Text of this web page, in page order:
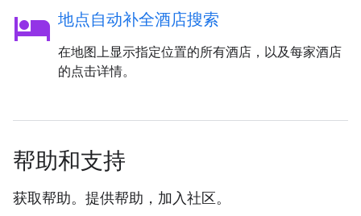
hotel 地点自动补全酒店搜索
在地图上显示指定位置的所有酒店，以及每家酒店
的点击详情。
帮助和支持
获取帮助。提供帮助，加入社区。